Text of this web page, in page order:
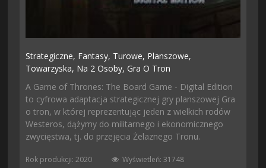
Strategiczne, Fantasy, Turowe, Planszowe,
Towarzyska, Na 2 Osoby, Gra O Tron
A Game of Thrones: The Board Game - Digital Edition
to cyfrowa adaptacja strategicznej gry planszowej Gra
o tron, w której reprezentując jeden z wielkich rodów
Westeros, dążymy do militarnego i ekonomicznego
zwycięstwa, tj. do przejęcia Żelaznego Tronu.
Rok produkcji: 2020 Wyświetleń: 31748